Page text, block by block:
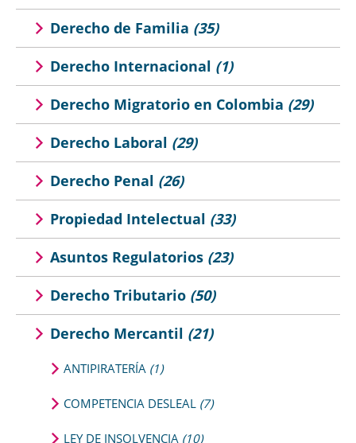
Derecho de Familia (35)
Derecho Internacional (1)
Derecho Migratorio en Colombia (29)
Derecho Laboral (29)
Derecho Penal (26)
Propiedad Intelectual (33)
Asuntos Regulatorios (23)
Derecho Tributario (50)
Derecho Mercantil (21)
ANTIPIRATERÍA (1)
COMPETENCIA DESLEAL (7)
LEY DE INSOLVENCIA (10)